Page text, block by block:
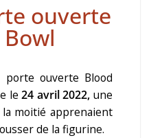
ouverte
ouverte Blood
le 24 avril 2022, une
moitié apprenaient
de la figurine.